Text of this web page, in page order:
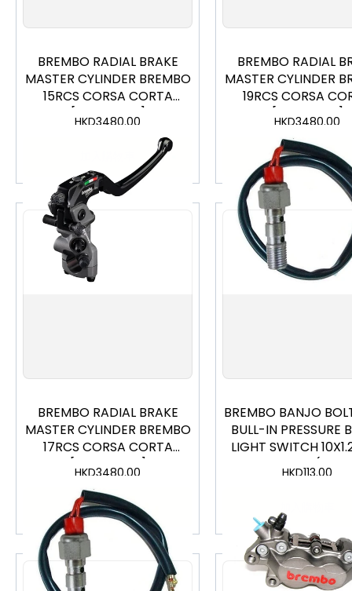
BREMBO RADIAL BRAKE
MASTER CYLINDER BREMBO
15RCS CORSA CORTA
[110C74030]
HKD3480.00
BREMBO RADIAL
MASTER CYLINDER
19RCS CORSA
[110C74010]
HKD3480.00
加入購物車
BREMBO RADIAL BRAKE
MASTER CYLINDER BREMBO
17RCS CORSA CORTA
[110C74040]
HKD3480.00
加入購物車
BREMBO BANJO
BULL-IN PRESSURE
LIGHT SWITCH
FOR 1 BANJOS
HKD113.00